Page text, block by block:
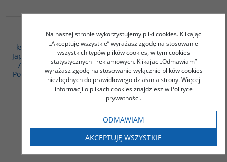
WSCHODU - Pakiet 3
książki - Historia Korei /
Japonia 1937-1945. Wojna
Armii Cesarza / Chiny.
Powrót olbrzyma - PAKIET
PROMOCYJNY
o Islamie
Danecki Janusz
Na naszej stronie wykorzystujemy pliki cookies. Klikając
„Akceptuję wszystkie” wyrażasz zgodę na stosowanie
wszystkich typów plików cookies, w tym cookies
statystycznych i reklamowych. Klikając „Odmawiam”
wyrażasz zgodę na stosowanie wyłącznie plików cookies
niezbędnych do prawidłowego działania strony. Więcej
informacji o plikach cookies znajdziesz w Polityce
prywatności.
ODMAWIAM
AKCEPTUJĘ WSZYSTKIE